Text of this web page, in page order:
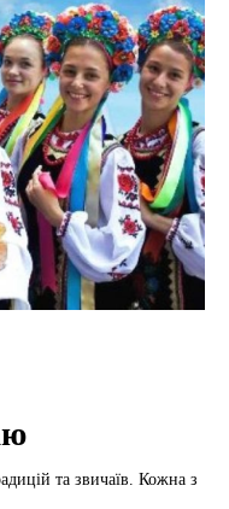
та звичаїв. Кожна з